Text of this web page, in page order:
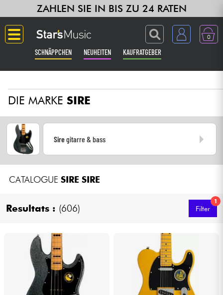
ZAHLEN SIE IN BIS ZU 24 RATEN
0
SCHNÄPPCHEN NEUHEITEN KAUFRATGEBER
Gitarre & Bass
Verstärker & Effekte
Klaviere & Piano
Synths & samplers
Studio
Kopfhörer
Mikros
DJ
DIE MARKE SIRE
Siregitarre & bass
CATALOGUE SIRE SIRE
Resultats : (606)
1
Filter